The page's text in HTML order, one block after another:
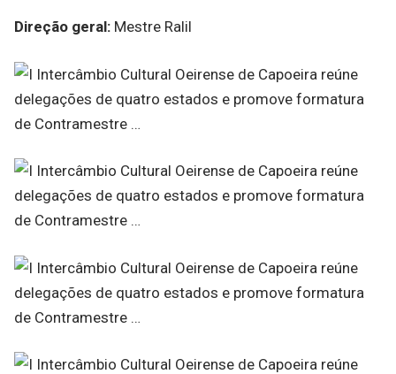
Direção geral: Mestre Ralil